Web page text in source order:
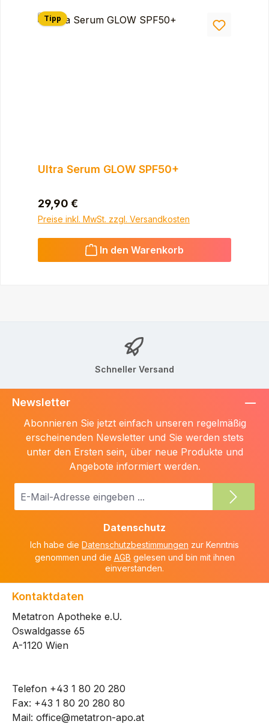
Tipp
Ultra Serum GLOW SPF50+
Regulärer Preis:
29,90 €
Preise inkl. MwSt. zzgl. Versandkosten
In den Warenkorb
Schneller Versand
Newsletter
Abonnieren Sie jetzt einfach unseren regelmäßig
erscheinenden Newsletter und Sie werden stets
unter den Ersten sein, über neue Produkte und
Angebote informiert werden.
E-
Datenschutz
Ich habe die Datenschutzbestimmungen zur Kenntnis
genommen und die AGB gelesen und bin mit ihnen
einverstanden.
Kontaktdaten
Metatron Apotheke e.U.
Oswaldgasse 65
A-1120 Wien
Telefon +43 1 80 20 280
Fax: +43 1 80 20 280 80
Mail: office@metatron-apo.at